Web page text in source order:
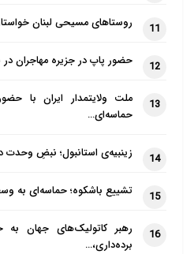
11 روستاهای مسیحی لبنان
12 حضور پاپ در جزیره مهاجران در
13
ملت ولایتمدار ایران با
حماسه‌ای…
14 زینبیه‌ی استانبول؛ نبضِ
15 تشییع باشکوه؛ حماسه‌ای به
16
رهبر کاتولیک‌های جهان
برده‌داری،…